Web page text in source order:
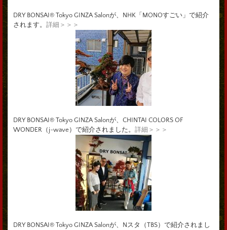
DRY BONSAI® Tokyo GINZA Salonが、NHK「MONOすごい」で紹介
されます。 詳細＞＞＞
DRY BONSAI® Tokyo GINZA Salonが、CHINTAI COLORS OF
WONDER（j-wave）で紹介されました。 詳細＞＞＞
DRY BONSAI® Tokyo GINZA Salonが、Nスタ（TBS）で紹介されまし